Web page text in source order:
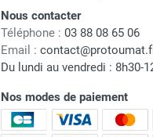
Nous contacter
Téléphone : 03 88 08 65 06
Email :
Du lundi au vendredi : 8h30-
Nos modes de paiement